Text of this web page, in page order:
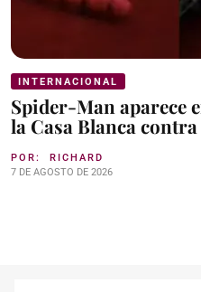
INTERNACIONAL
Spider-Man aparece
la Casa Blanca
POR: RICHARD
7 DE AGOSTO DE 2026